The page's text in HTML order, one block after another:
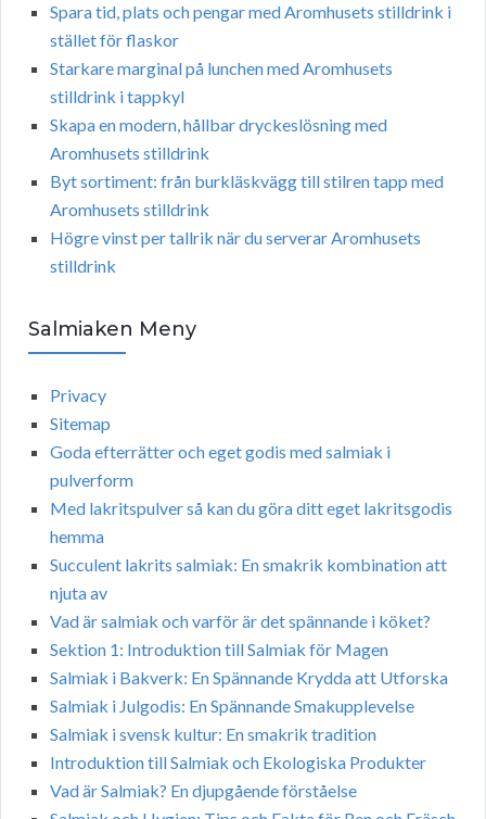
Spara tid, plats och pengar med Aromhusets stilldrink i
stället för flaskor
Starkare marginal på lunchen med Aromhusets
stilldrink i tappkyl
Skapa en modern, hållbar dryckeslösning med
Aromhusets stilldrink
Byt sortiment: från burkläskvägg till stilren tapp med
Aromhusets stilldrink
Högre vinst per tallrik när du serverar Aromhusets
stilldrink
Salmiaken Meny
Privacy
Sitemap
Goda efterrätter och eget godis med salmiak i
pulverform
Med lakritspulver så kan du göra ditt eget lakritsgodis
hemma
Succulent lakrits salmiak: En smakrik kombination att
njuta av
Vad är salmiak och varför är det spännande i köket?
Sektion 1: Introduktion till Salmiak för Magen
Salmiak i Bakverk: En Spännande Krydda att Utforska
Salmiak i Julgodis: En Spännande Smakupplevelse
Salmiak i svensk kultur: En smakrik tradition
Introduktion till Salmiak och Ekologiska Produkter
Vad är Salmiak? En djupgående förståelse